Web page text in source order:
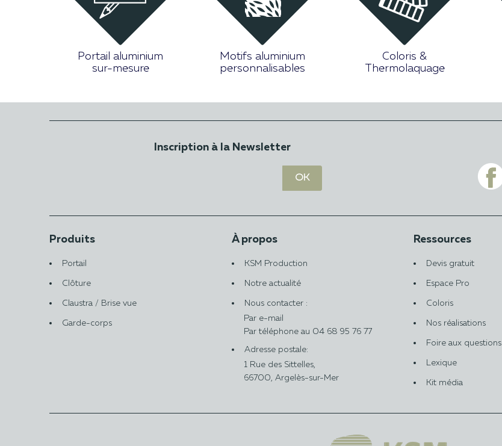
Portail aluminium
sur-mesure
Motifs aluminium
personnalisables
Coloris &
Thermolaquage
Inscription à la Newsletter
Produits
Portail
Clôture
Claustra / Brise vue
Garde-corps
À propos
KSM Production
Notre actualité
Nous contacter :
Par e-mail
Par téléphone au 04 68 95 76 77
Adresse postale:
1 Rue des Sittelles,
66700, Argelès-sur-Mer
Ressources
Devis gratuit
Espace Pro
Coloris
Nos réalisations
Foire aux questions
Lexique
Kit média